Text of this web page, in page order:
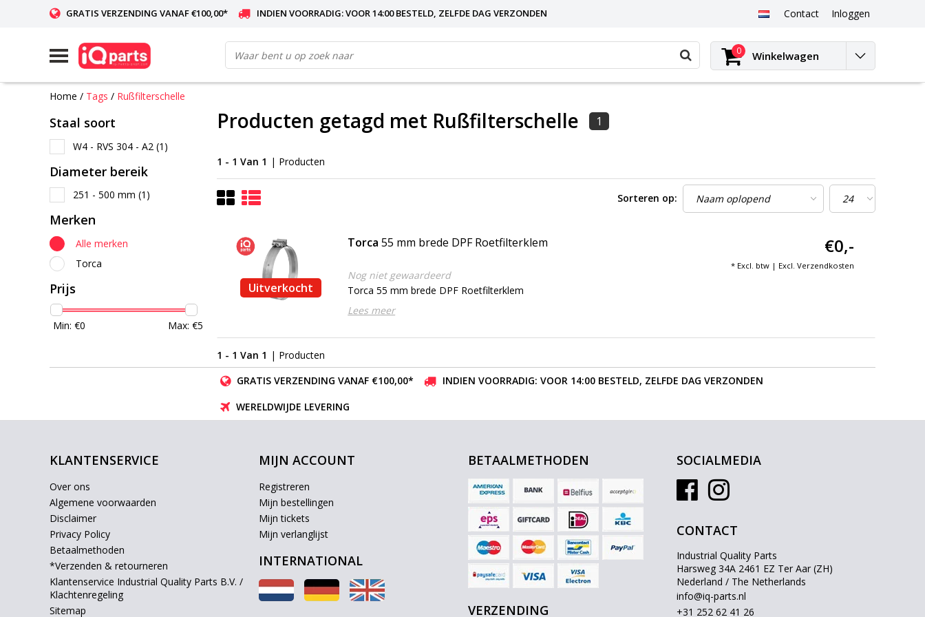
GRATIS VERZENDING VANAF €100,00* INDIEN VOORRADIG: VOOR 14:00 BESTELD, ZELFDE DAG VERZONDEN Contact Inloggen
0 Winkelwagen
Home / Tags / Rußfilterschelle
Staal soort
W4 - RVS 304 - A2 (1)
Diameter bereik
251 - 500 mm (1)
Merken
Alle merken
Torca
Prijs
Min: €0 Max: €5
Producten getagd met Rußfilterschelle 1
1 - 1 Van 1 | Producten
Sorteren op:
Uitverkocht
Torca 55 mm brede DPF Roetfilterklem
Nog niet gewaardeerd
Torca 55 mm brede DPF Roetfilterklem
Lees meer
€0,-
* Excl. btw | Excl. Verzendkosten
1 - 1 Van 1 | Producten
GRATIS VERZENDING VANAF €100,00*
INDIEN VOORRADIG: VOOR 14:00 BESTELD, ZELFDE DAG VERZONDEN
WERELDWIJDE LEVERING
KLANTENSERVICE
Over ons
Algemene voorwaarden
Disclaimer
Privacy Policy
Betaalmethoden
*Verzenden & retourneren
Klantenservice Industrial Quality Parts B.V. /
Klachtenregeling
Sitemap
MIJN ACCOUNT
Registreren
Mijn bestellingen
Mijn tickets
Mijn verlanglijst
INTERNATIONAL
BETAALMETHODEN
VERZENDING
SOCIALMEDIA
CONTACT
Industrial Quality Parts
Harsweg 34A 2461 EZ Ter Aar (ZH)
Nederland / The Netherlands
info@iq-parts.nl
+31 252 62 41 26